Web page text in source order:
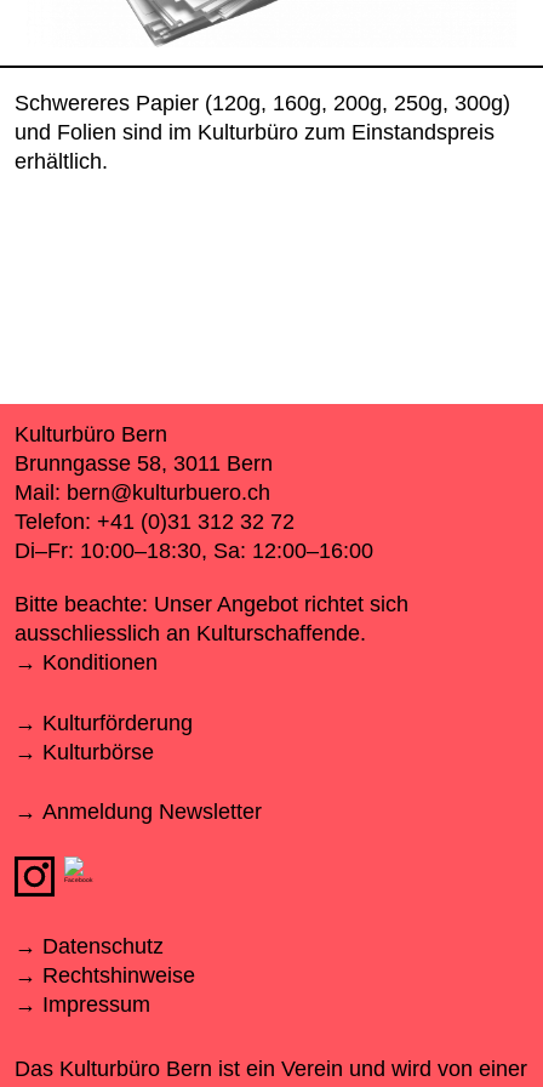
Schwereres Papier (120g, 160g, 200g, 250g, 300g)
und Folien sind im Kulturbüro zum Einstandspreis
erhältlich.
Kulturbüro Bern
Brunngasse 58, 3011 Bern
Mail: bern@kulturbuero.ch
Telefon: +41 (0)31 312 32 72
Di–Fr: 10:00–18:30, Sa: 12:00–16:00
Bitte beachte: Unser Angebot richtet sich
ausschliesslich an Kulturschaffende.
Konditionen
Kulturförderung
Kulturbörse
Anmeldung Newsletter
Datenschutz
Rechtshinweise
Impressum
Das Kulturbüro Bern ist ein Verein und wird von einer